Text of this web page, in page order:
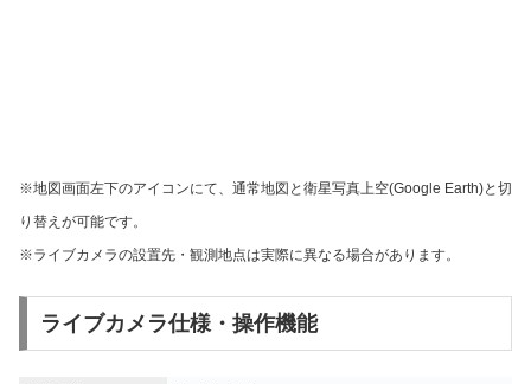
※地図画面左下のアイコンにて、通常地図と衛星写真上空(Google Earth)と切
り替えが可能です。
※ライブカメラの設置先・観測地点は実際に異なる場合があります。
ライブカメラ仕様・操作機能